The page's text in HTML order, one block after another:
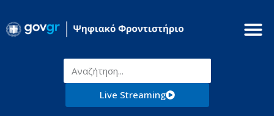
Live Streaming